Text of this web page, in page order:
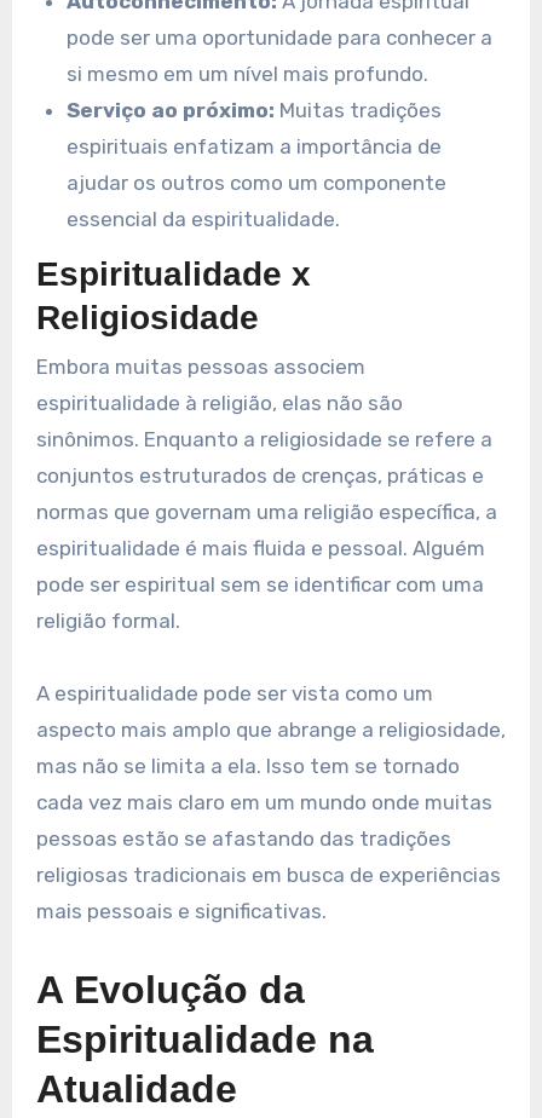
pode ser uma oportunidade para conhecer a
si mesmo em um nível mais profundo.
Serviço ao próximo: Muitas tradições
espirituais enfatizam a importância de
ajudar os outros como um componente
essencial da espiritualidade.
Espiritualidade x
Religiosidade
Embora muitas pessoas associem
espiritualidade à religião, elas não são
sinônimos. Enquanto a religiosidade se refere a
conjuntos estruturados de crenças, práticas e
normas que governam uma religião específica, a
espiritualidade é mais fluida e pessoal. Alguém
pode ser espiritual sem se identificar com uma
religião formal.
A espiritualidade pode ser vista como um
aspecto mais amplo que abrange a religiosidade,
mas não se limita a ela. Isso tem se tornado
cada vez mais claro em um mundo onde muitas
pessoas estão se afastando das tradições
religiosas tradicionais em busca de experiências
mais pessoais e significativas.
A Evolução da
Espiritualidade na
Atualidade